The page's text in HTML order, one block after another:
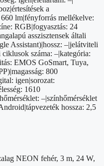
a
lm|fényforrás mellékelve:
RGB|fogyasztás: 24
asszisztensek általi
Assistant)|hossz: –|jelátviteli
száma: –|kategória:
EMOS GoSmart, Tuya,
800
igen|sorozat:
1610
–|színhőmérséklet
hossza: 2,5